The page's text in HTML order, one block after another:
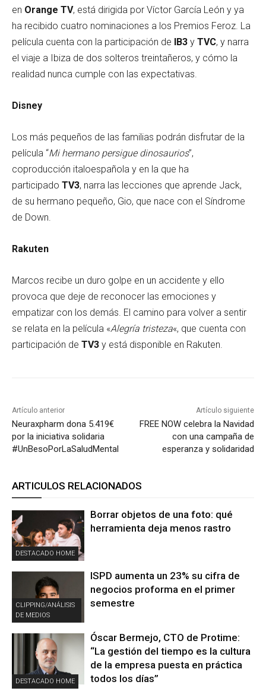
en Orange TV, está dirigida por Víctor García León y ya
ha recibido cuatro nominaciones a los Premios Feroz. La
película cuenta con la participación de IB3 y TVC, y narra
el viaje a Ibiza de dos solteros treintañeros, y cómo la
realidad nunca cumple con las expectativas.
Disney
Los más pequeños de las familias podrán disfrutar de la
película “Mi hermano persigue dinosaurios”,
coproducción italoespañola y en la que ha
participado TV3, narra las lecciones que aprende Jack,
de su hermano pequeño, Gio, que nace con el Síndrome
de Down.
Rakuten
Marcos recibe un duro golpe en un accidente y ello
provoca que deje de reconocer las emociones y
empatizar con los demás. El camino para volver a sentir
se relata en la película «Alegría tristeza«, que cuenta con
participación de TV3 y está disponible en Rakuten.
Artículo anterior
Neuraxpharm dona 5.419€
por la iniciativa solidaria
#UnBesoPorLaSaludMental
Artículo siguiente
FREE NOW celebra la Navidad
con una campaña de
esperanza y solidaridad
ARTICULOS RELACIONADOS
DESTACADO HOME
Borrar objetos de una foto: qué
herramienta deja menos rastro
CLIPPING/ANÁLISIS
DE MEDIOS
ISPD aumenta un 23% su cifra de
negocios proforma en el primer
semestre
DESTACADO HOME
Óscar Bermejo, CTO de Protime:
“La gestión del tiempo es la cultura
de la empresa puesta en práctica
todos los días”